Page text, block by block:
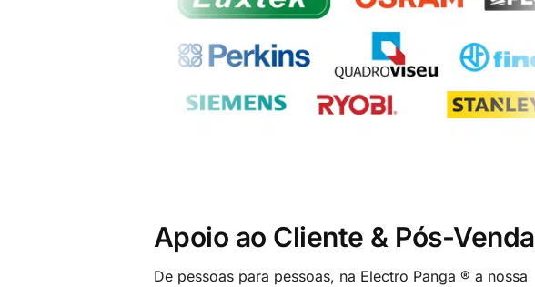
Apoio ao Cliente & Pós-Venda
De pessoas para pessoas, na Electro Panga ® a nossa